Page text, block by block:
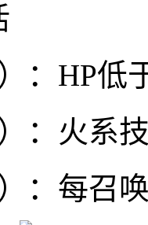
：HP低
：火系
：每召